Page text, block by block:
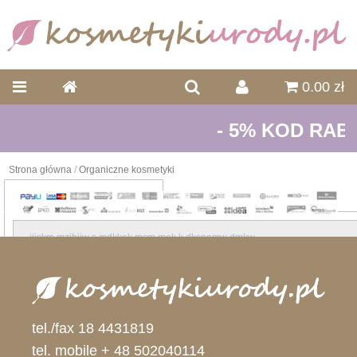
0.00 zł
- 5% KOD
Strona główna / Organiczne kosmetyki
Organiczne kosmetyki
jjjskm mzjhjjw s mdkkek msm,mek,k dksnnmw dmkw
Seria różana Seria z drzewem herb.
Meditao - balsam Sosnowy BIO 30 ml
tel./fax 18 4431819
tel. mobile + 48 502040114